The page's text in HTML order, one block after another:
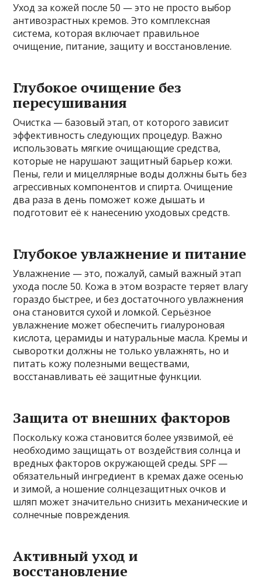
Уход за кожей после 50 — это не просто выбор
антивозрастных кремов. Это комплексная
система, которая включает правильное
очищение, питание, защиту и восстановление.
Глубокое очищение без
пересушивания
Очистка — базовый этап, от которого зависит
эффективность следующих процедур. Важно
использовать мягкие очищающие средства,
которые не нарушают защитный барьер кожи.
Пены, гели и мицеллярные воды должны быть без
агрессивных компонентов и спирта. Очищение
два раза в день поможет коже дышать и
подготовит её к нанесению уходовых средств.
Глубокое увлажнение и питание
Увлажнение — это, пожалуй, самый важный этап
ухода после 50. Кожа в этом возрасте теряет влагу
гораздо быстрее, и без достаточного увлажнения
она становится сухой и ломкой. Серьёзное
увлажнение может обеспечить гиалуроновая
кислота, церамиды и натуральные масла. Кремы и
сыворотки должны не только увлажнять, но и
питать кожу полезными веществами,
восстанавливать её защитные функции.
Защита от внешних факторов
Поскольку кожа становится более уязвимой, её
необходимо защищать от воздействия солнца и
вредных факторов окружающей среды. SPF —
обязательный ингредиент в кремах даже осенью
и зимой, а ношение солнцезащитных очков и
шляп может значительно снизить механические и
солнечные повреждения.
Активный уход и
восстановление